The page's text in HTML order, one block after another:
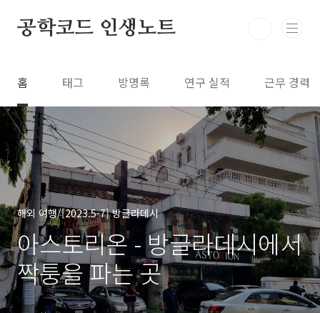
공학코드 인생노트
홈 태그 방명록 연구 실적 근무 경력
해외 여행/[2023.5-7] 방글라데시
아스토리온 - 방글라데시에서
짝퉁을 파는 곳